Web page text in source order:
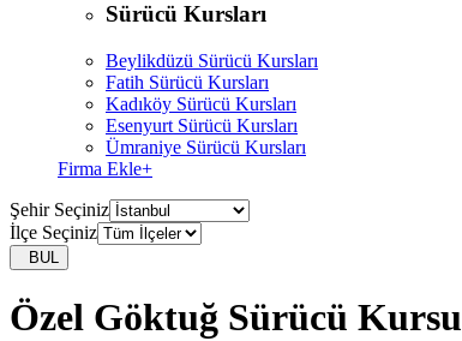
Sürücü Kursları
Beylikdüzü Sürücü Kursları
Fatih Sürücü Kursları
Kadıköy Sürücü Kursları
Esenyurt Sürücü Kursları
Ümraniye Sürücü Kursları
Firma Ekle+
Şehir Seçiniz
İlçe Seçiniz
BUL
Özel Göktuğ Sürücü Kursu